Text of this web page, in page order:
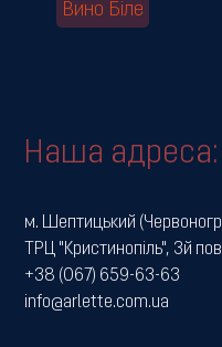
Вино Біле
Наша адреса:
м. Шептицький
ТРЦ "Кристинопіль", 3й
+38 (067) 659-63-63
info@arlette.com.ua